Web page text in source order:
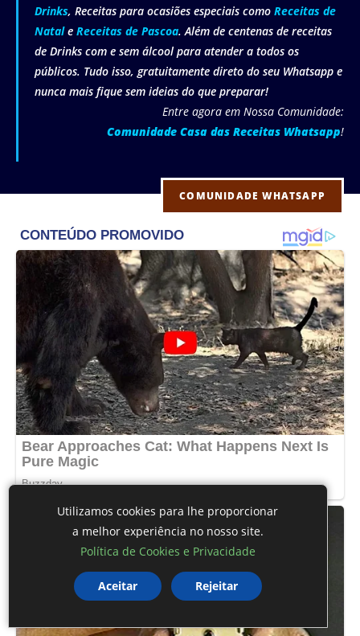
Drinks, Receitas para ocasiões especiais como Receitas de
Natale Receitas de Pascoa. Além de centenas de receitas
de Drinks com e sem álcool para atender a todos os
públicos. Tudo isso, gratuitamente direto do seu Whatsapp e
nunca mais fique sem ideias do que preparar!
Entre agora em Nossa Comunidade:
Comunidade Casa das Receitas Whatsapp!
COMUNIDADE WHATSAPP
Utilizamos cookies para lhe proporcionar
a melhor experiência no nosso site.
Política de Cookies e Privacidade
Aceitar Rejeitar